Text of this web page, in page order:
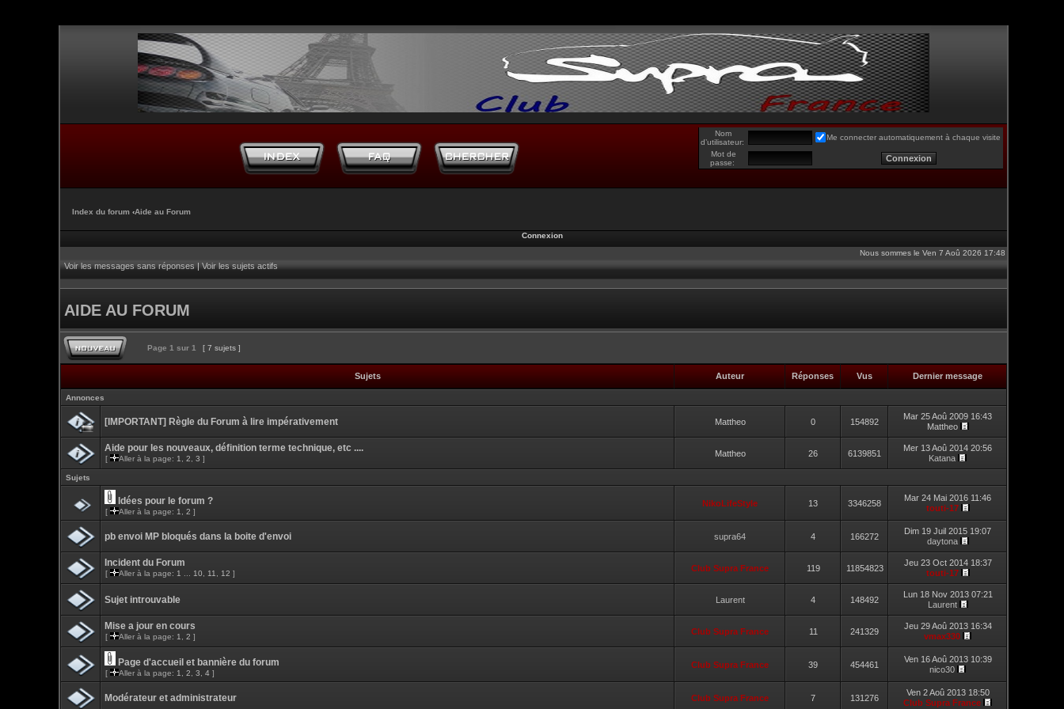
Nom
d’utilisateur:
Me connecter automatiquement à chaque visite
Mot de
passe:
Index du forum ‹Aide au Forum
Connexion
Nous sommes le Ven 7 Aoû 2026 17:48
Voir les messages sans réponses|Voir les sujets actifs
AIDE AU FORUM
Page 1 sur 1 [ 7 sujets ]
Sujets Auteur Réponses Vus Dernier message
Annonces
[IMPORTANT] Règle du Forum à lire impérativement Mattheo 0 154892
Mar 25 Aoû 2009 16:43
Mattheo
Aide pour les nouveaux, définition terme technique, etc ....
[ Aller à la page: 1 2 3 ]
Mattheo 26 6139851
Mer 13 Aoû 2014 20:56
Katana
Sujets
Idées pour le forum ?
[ Aller à la page: 1 2 ]
NikoLifeStyle 13 3346258
Mar 24 Mai 2016 11:46
touti-17
pb envoi MP bloqués dans la boite d'envoi supra64 4 166272
Dim 19 Juil 2015 19:07
daytona
Incident du Forum
[ Aller à la page: 1 10 11 12 ]
Club Supra France 119 11854823
Jeu 23 Oct 2014 18:37
touti-17
Sujet introuvable Laurent 4 148492
Lun 18 Nov 2013 07:21
Laurent
Mise a jour en cours
[ Aller à la page: 1 2 ]
Club Supra France 11 241329
Jeu 29 Aoû 2013 16:34
vmax330
Page d'accueil et bannière du forum
[ Aller à la page: 1 2 3 4 ]
Club Supra France 39 454461
Ven 16 Aoû 2013 10:39
nico30
Modérateur et administrateur Club Supra France 7 131276
Ven 2 Aoû 2013 18:50
Club Supra France